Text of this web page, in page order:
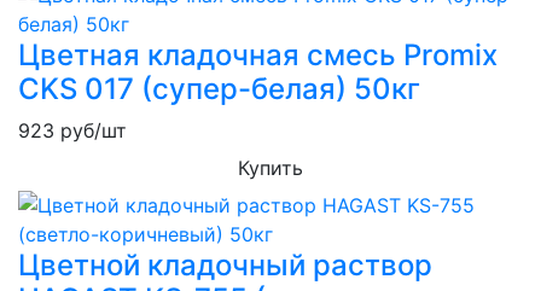
Цветная кладочная смесь Promix
CKS 017 (супер-белая) 50кг
923 руб/шт
Купить
Цветной кладочный раствор